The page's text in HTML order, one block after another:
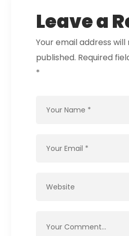
Leave a
Your email address will
published. Required
*